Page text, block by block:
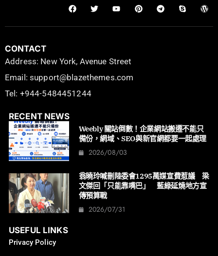
CONTACT
Address: New York, Avenue Street
Email: support@blazethemes.com
Tel: +944-5484451244
RECENT NEWS
Weebly 關站倒數！企業網站搬遷不能只
備份，網域、SEO與新官網都要一起處理
2026/08/03
翁曉玲喊刪陸委會1295萬媒宣費惹議 梁
文傑回「只能靠嘴巴」 藍綠延燒地方宣
傳預算戰
2026/07/31
USEFUL LINKS
Privacy Policy